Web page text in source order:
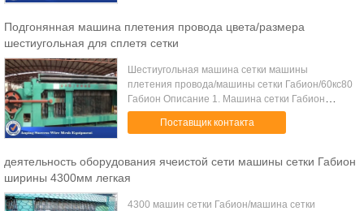
Подгонянная машина плетения провода цвета/размера
шестиугольная для сплетя сетки
Шестиугольная машина сетки машины
плетения провода/машины сетки Габион/60кс80
Габион Описание 1. Машина сетки Габион
принимает режим автоматического управления
ПЛК и гидравлический привод, 2.
Поставщик контакта
деятельность оборудования ячеистой сети машины сетки Габион
ширины 4300мм легкая
4300 машин сетки Габион/машина сетки